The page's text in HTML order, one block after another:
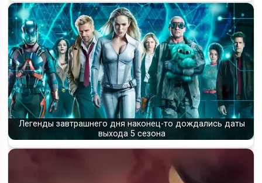
Легенды завтрашнего дня наконец-то дождались даты
выхода 5 сезона